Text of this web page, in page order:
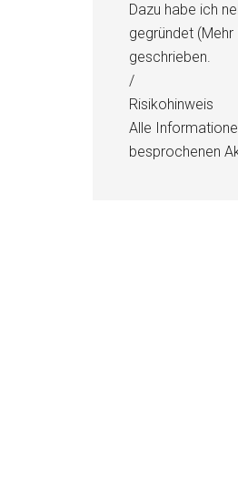
Dazu habe ich
gegründet
geschrieben.
/
Risikohinweis
Alle
besprochenen